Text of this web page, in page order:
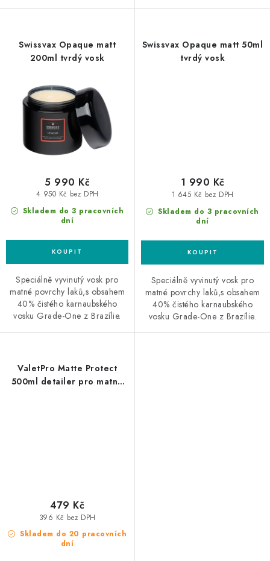
Swissvax Opaque matt
200ml tvrdý vosk
Skladem do 3 pracovních
dní
4 950 Kč bez DPH
5 990 Kč
Speciálně vyvinutý vosk pro
matné povrchy laků,s obsahem
40% čistého karnaubského
vosku Grade-One z Brazílie.
Swissvax Opaque matt 50ml
tvrdý vosk
Skladem do 3 pracovních
dní
1 645 Kč bez DPH
1 990 Kč
Speciálně vyvinutý vosk pro
matné povrchy laků,s obsahem
40% čistého karnaubského
vosku Grade-One z Brazílie.
ValetPro Matte Protect
500ml detailer pro matné
Skladem do 20 pracovních
dní
396 Kč bez DPH
479 Kč